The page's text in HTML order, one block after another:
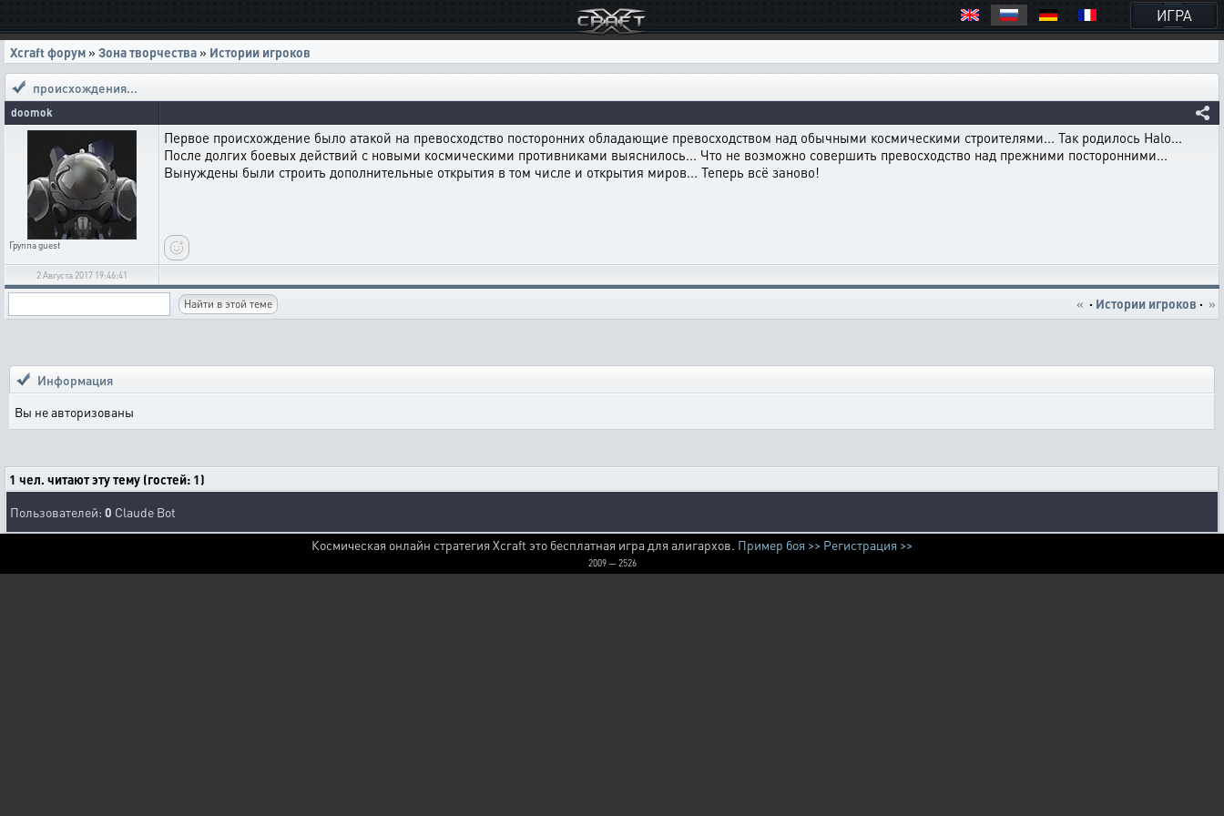
ИГРА
Xcraft форум » Зона творчества » Истории игроков
происхождения...
doomok
Группаguest
Первое происхождение было атакой на превосходство посторонних обладающие превосходством над обычными космическими строителями... Так родилось Halo...
После долгих боевых действий с новыми космическими противниками выяснилось... Что не возможно совершить превосходство над прежними посторонними...
Вынуждены были строить дополнительные открытия в том числе и открытия миров... Теперь всё заново!
2 Августа 2017 19:46:41
« · Истории игроков · »
Информация
Вы не авторизованы
1 чел. читают эту тему (гостей: 1)
Пользователей: 0 Claude Bot
Космическая онлайн стратегия Xcraft это бесплатная игра для алигархов. Пример боя >> Регистрация >>
2009 — 2526